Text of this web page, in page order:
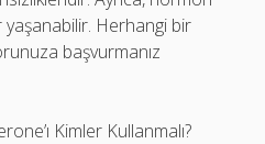
yaşanabilir. Herhangi bir
başvurmanız
Kimler Kullanmalı?